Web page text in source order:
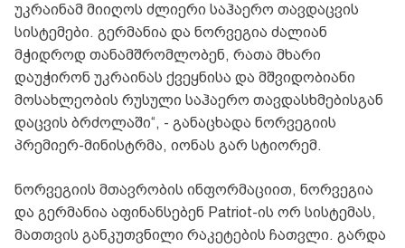
უკრაინამ მიიღოს ძლიერი საჰაერო თავდაცვის
სისტემები. გერმანია და ნორვეგია ძალიან
მჭიდროდ თანამშრომლობენ, რათა მხარი
დაუჭირონ უკრაინას ქვეყნისა და მშვიდობიანი
მოსახლეობის რუსული საჰაერო თავდასხმებისგან
დაცვის ბრძოლაში“, - განაცხადა ნორვეგიის
პრემიერ-მინისტრმა, იონას გარ სტიორემ.
ნორვეგიის მთავრობის ინფორმაციით, ნორვეგია
და გერმანია აფინანსებენ Patriot-ის ორ სისტემას,
მათთვის განკუთვნილი რაკეტების ჩათვლი. გარდა